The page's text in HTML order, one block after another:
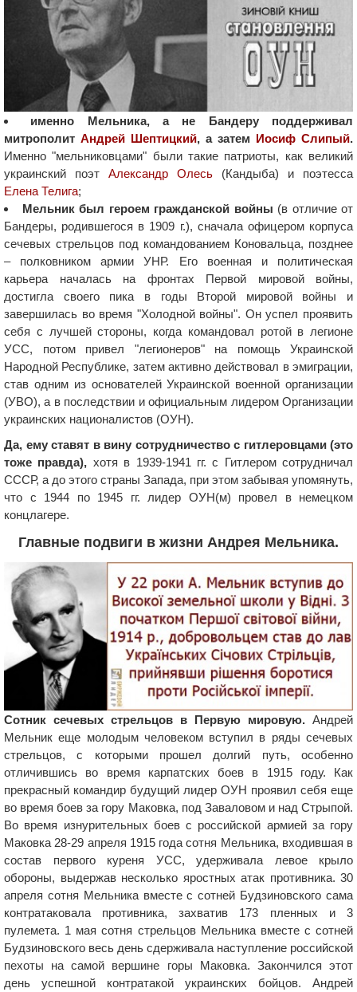
именно Мельника, а не Бандеру поддерживал
митрополит Андрей Шептицкий, а затем Иосиф Слипый.
Именно "мельниковцами" были такие патриоты, как великий
украинский поэт Александр Олесь (Кандыба) и поэтесса
Елена Телига;
Мельник был героем гражданской войны (в отличие от
Бандеры, родившегося в 1909 г.), сначала офицером корпуса
сечевых стрельцов под командованием Коновальца, позднее
– полковником армии УНР. Его военная и политическая
карьера началась на фронтах Первой мировой войны,
достигла своего пика в годы Второй мировой войны и
завершилась во время "Холодной войны". Он успел проявить
себя с лучшей стороны, когда командовал ротой в легионе
УСС, потом привел "легионеров" на помощь Украинской
Народной Республике, затем активно действовал в эмиграции,
став одним из основателей Украинской военной организации
(УВО), а в последствии и официальным лидером Организации
украинских националистов (ОУН).
Да, ему ставят в вину сотрудничество с гитлеровцами (это
тоже правда), хотя в 1939-1941 гг. с Гитлером сотрудничал
СССР, а до этого страны Запада, при этом забывая упомянуть,
что с 1944 по 1945 гг. лидер ОУН(м) провел в немецком
концлагере.
Главные подвиги в жизни Андрея Мельника.
Сотник сечевых стрельцов в Первую мировую. Андрей
Мельник еще молодым человеком вступил в ряды сечевых
стрельцов, с которыми прошел долгий путь, особенно
отличившись во время карпатских боев в 1915 году. Как
прекрасный командир будущий лидер ОУН проявил себя еще
во время боев за гору Маковка, под Заваловом и над Стрыпой.
Во время изнурительных боев с российской армией за гору
Маковка 28-29 апреля 1915 года сотня Мельника, входившая в
состав первого куреня УСС, удерживала левое крыло
обороны, выдержав несколько яростных атак противника. 30
апреля сотня Мельника вместе с сотней Будзиновского сама
контратаковала противника, захватив 173 пленных и 3
пулемета. 1 мая сотня стрельцов Мельника вместе с сотней
Будзиновского весь день сдерживала наступление российской
пехоты на самой вершине горы Маковка. Закончился этот
день успешной контратакой украинских бойцов. Андрей